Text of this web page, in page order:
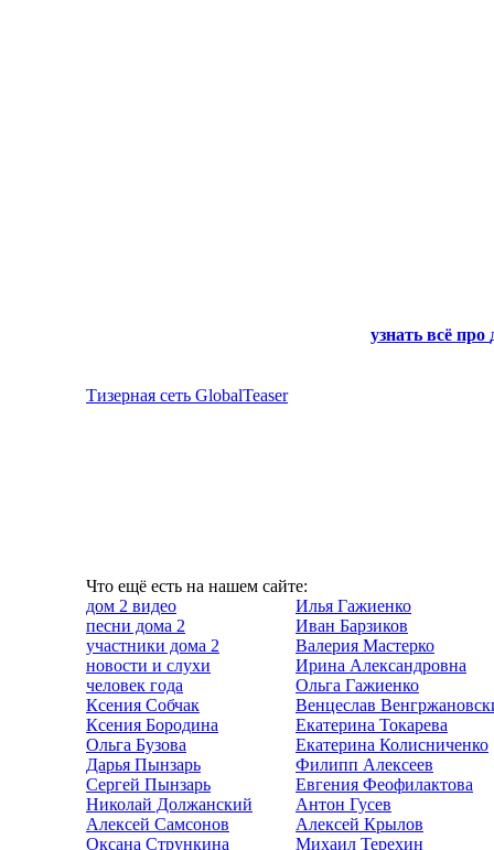
узнать всё про
Тизерная сеть GlobalTeaser
Что ещё есть на нашем сайте:
дом 2 видео
песни дома 2
участники дома 2
новости и слухи
человек года
Ксения Собчак
Ксения Бородина
Ольга Бузова
Дарья Пынзарь
Сергей Пынзарь
Николай Должанский
Алексей Самсонов
Оксана Стрункина
Илья Гажиенко
Иван Барзиков
Валерия Мастерко
Ирина Александровна
Ольга Гажиенко
Венцеслав
Екатерина Токарева
Екатерина Колисниченко
Филипп Алексеев
Евгения Феофилактова
Антон Гусев
Алексей Крылов
Михаил Терехин